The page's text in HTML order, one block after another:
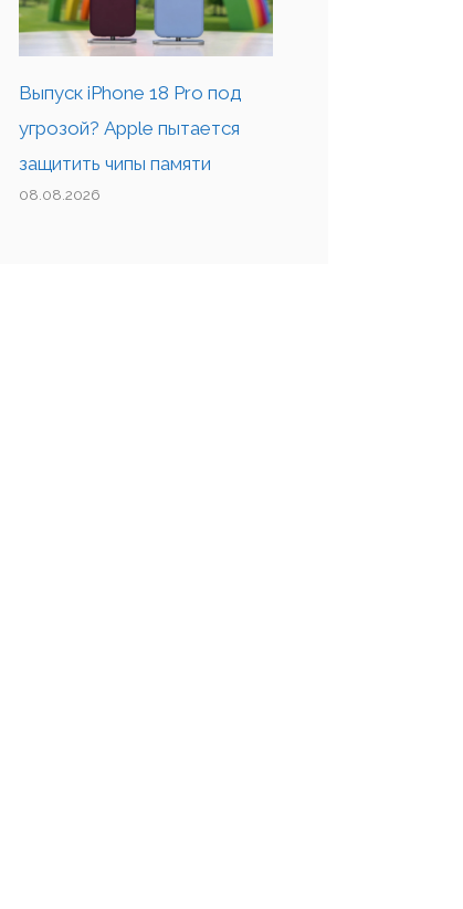
Выпуск iPhone 18 Pro под
угрозой? Apple пытается
защитить чипы памяти
08.08.2026